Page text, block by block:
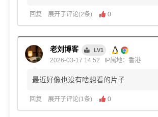
回复 展开子评论(2条) 0
老刘博客 LV1
2026-03-17 14:52 IP属地：香港
最近好像也没有啥想看的片子
回复 展开子评论(1条) 0